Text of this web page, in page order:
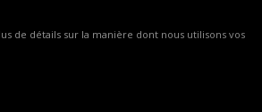
de détails sur la manière dont nous utilisons vos